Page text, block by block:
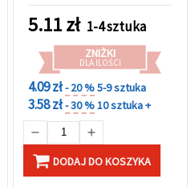
projektów DIY
5.11zł 1-4 sztuka
ZNIŻKI
DLA ILOŚCI
4.09 zł- 20 %5-9 sztuka
3.58 zł- 30 %10 sztuka +
DODAJ DO KOSZYKA